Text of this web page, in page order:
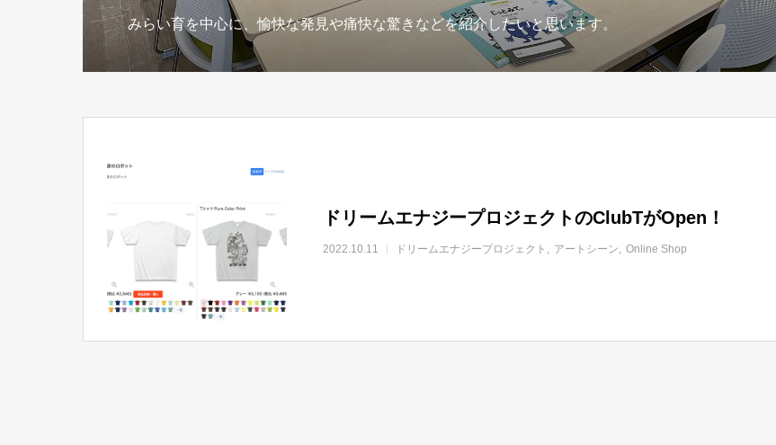
みらい育を中心に、愉快な発見や痛快な驚きなどを紹介したいと思います。
ドリームエナジープロジェクトのClubTがOpen！
2022.10.11 ドリームエナジープロジェクト アートシーン Online Shop